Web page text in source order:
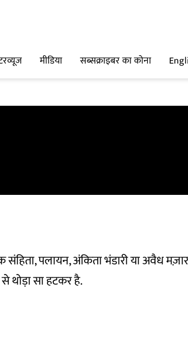
मीडिया सब्सक्राइबर का कोना
संहिता, पलायन, अंकिता भंडारी या अवैध मज़ार
थोड़ा सा हटकर है.